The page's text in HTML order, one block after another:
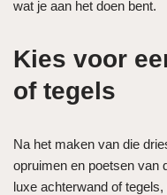
wat je aan het doen bent.
Kies voor
of tegels
Na het maken van die
opruimen en poetsen van
luxe achterwand of